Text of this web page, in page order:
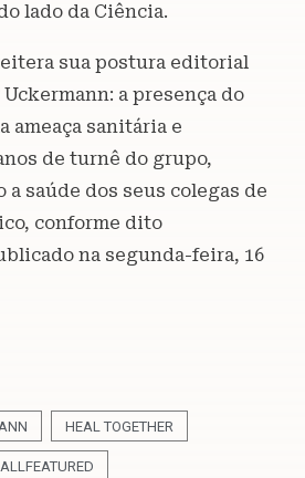
lado da Ciência.
sua postura editorial
a presença do
ameaça sanitária e
de turnê do grupo,
a saúde dos seus colegas de
conforme dito
na segunda-feira, 16
HEAL TOGETHER